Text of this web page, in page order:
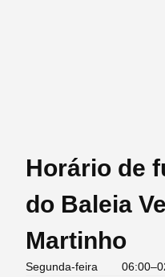
Horário de
do Baleia
Martinho
Segunda-feira